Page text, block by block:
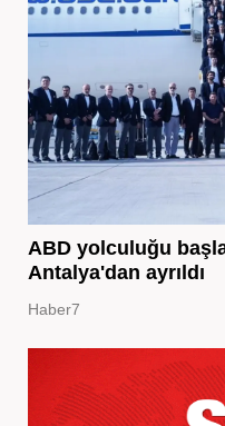
ABD yolculuğu
Antalya'dan ayrıldı
Haber7